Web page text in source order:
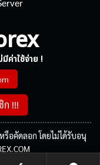
ค่าใช้จ่าย !
ก !!!
อคัดลอก โดยไม่ได้รับอนุ